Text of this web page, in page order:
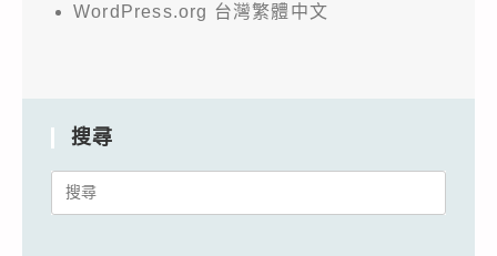
WordPress.org 台灣繁體中文
搜尋
Search